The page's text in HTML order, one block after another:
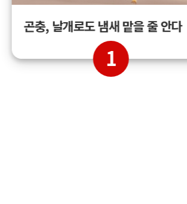
곤충, 날개로도 냄새 맡을 줄 안다
1